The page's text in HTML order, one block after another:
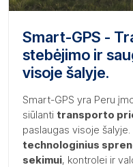
Smart-GPS -
stebėjimo ir
visoje šalyje.
Smart-GPS yra Peru
siūlanti transporto
paslaugas visoje
technologinius
sekimui, kontrolei ir